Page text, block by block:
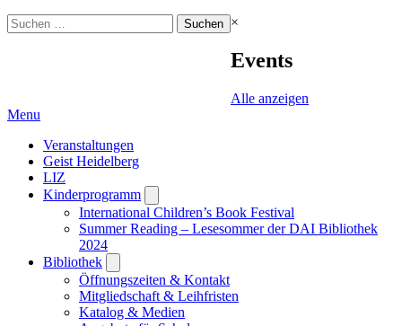
Suchen
nach:
×
Events
Alle anzeigen
Menu
Veranstaltungen
Geist Heidelberg
LIZ
Kinderprogramm
submenu
International Children’s Book Festival
Summer Reading – Lesesommer der DAI Bibliothek
2024
Bibliothek
submenu
Öffnungszeiten & Kontakt
Mitgliedschaft & Leihfristen
Katalog & Medien